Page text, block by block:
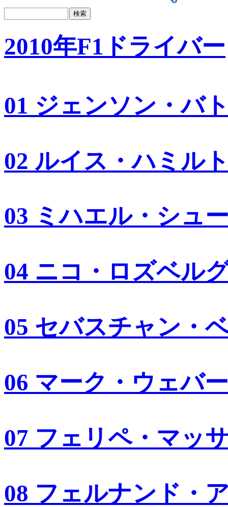
2010年F1ドライバー
01 ジェンソン・バ
02 ルイス・ハミル
03 ミハエル・シュ
04 ニコ・ロズベル
05 セバスチャン・
06 マーク・ウェバー
07 フェリペ・マッ
08 フェルナンド・